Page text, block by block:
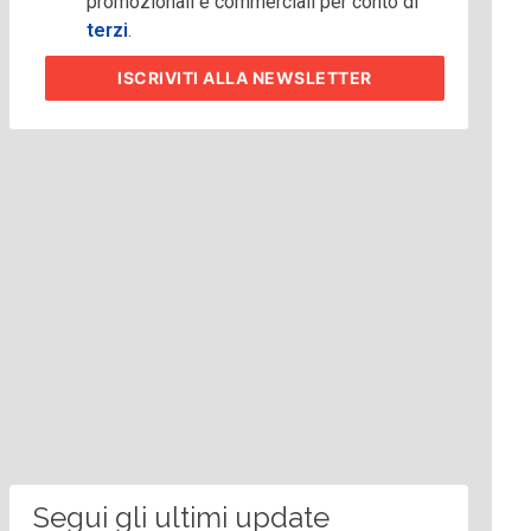
terzi.
ISCRIVITIALLA NEWSLETTER
Segui gli ultimi update